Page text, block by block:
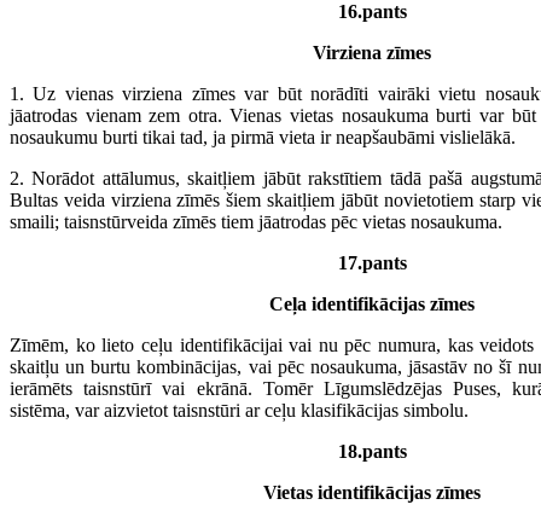
16.pants
Virziena zīmes
1. Uz vienas virziena zīmes var būt norādīti vairāki vietu
jāatrodas vienam zem otra. Vienas vietas nosaukuma burti var
nosaukumu burti tikai tad, ja pirmā vieta ir neapšaubāmi vislielākā.
2. Norādot attālumus, skaitļiem jābūt rakstītiem tādā pašā
Bultas veida virziena zīmēs šiem skaitļiem jābūt novietotiem starp
smaili; taisnstūrveida zīmēs tiem jāatrodas pēc vietas nosaukuma.
17.pants
Ceļa identifikācijas zīmes
Zīmēm, ko lieto ceļu identifikācijai vai nu pēc numura, kas
skaitļu un burtu kombinācijas, vai pēc nosaukuma, jāsastāv no šī
ierāmēts taisnstūrī vai ekrānā. Tomēr Līgumslēdzējas Puses,
sistēma, var aizvietot taisnstūri ar ceļu klasifikācijas simbolu.
18.pants
Vietas identifikācijas zīmes